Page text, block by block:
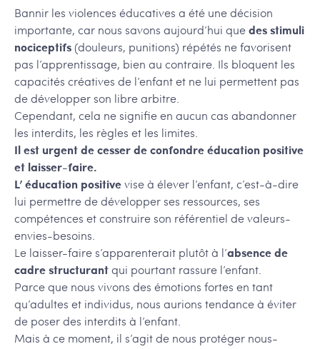
Bannir les violences éducatives a été une décision
importante, car nous savons aujourd’hui quedes stimuli
nociceptifs (douleurs, punitions) répétés ne favorisent
pas l’apprentissage, bien au contraire. Ils bloquent les
capacités créatives de l’enfant et ne lui permettent pas
de développer son libre arbitre.
Cependant, cela ne signifie en aucun cas abandonner
les interdits, les règles et les limites.
Il est urgent de cesser de confondre éducation positive
et laisser-faire.
L’ éducation positivevise à élever l’enfant, c’est-à-dire
lui permettre de développer ses ressources, ses
compétences et construire son référentiel de valeurs-
envies-besoins.
Le laisser-faire s’apparenterait plutôt à l’absence de
cadre structurantqui pourtant rassure l’enfant.
Parce que nous vivons des émotions fortes en tant
qu’adultes et individus, nous aurions tendance à éviter
de poser des interdits à l’enfant.
Mais à ce moment, il s’agit de nous protéger nous-